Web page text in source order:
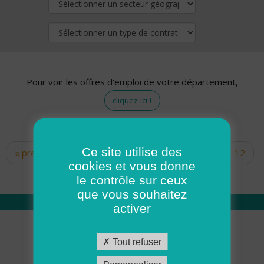
Pour voir les offres d'emploi de votre département,
cliquez ici !
Pages
« premier ‹ précédent … 10
12
14 15 16 17
Qui sommes nous
Académie ADMR
Ce site utilise des
cookies et vous donne
le contrôle sur ceux
que vous souhaitez
activer
Tout refuser